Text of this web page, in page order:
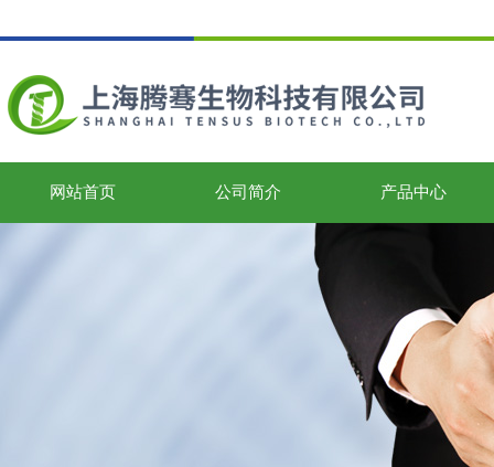
网站首页 公司简介 产品中心